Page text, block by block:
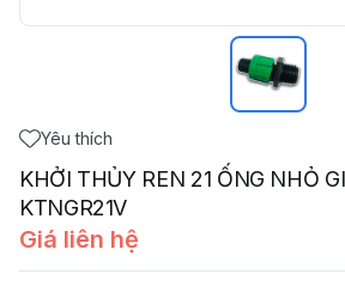
Yêu thích
KHỞI THỦY REN 21 ỐNG NHỎ
KTNGR21V
Giá liên hệ